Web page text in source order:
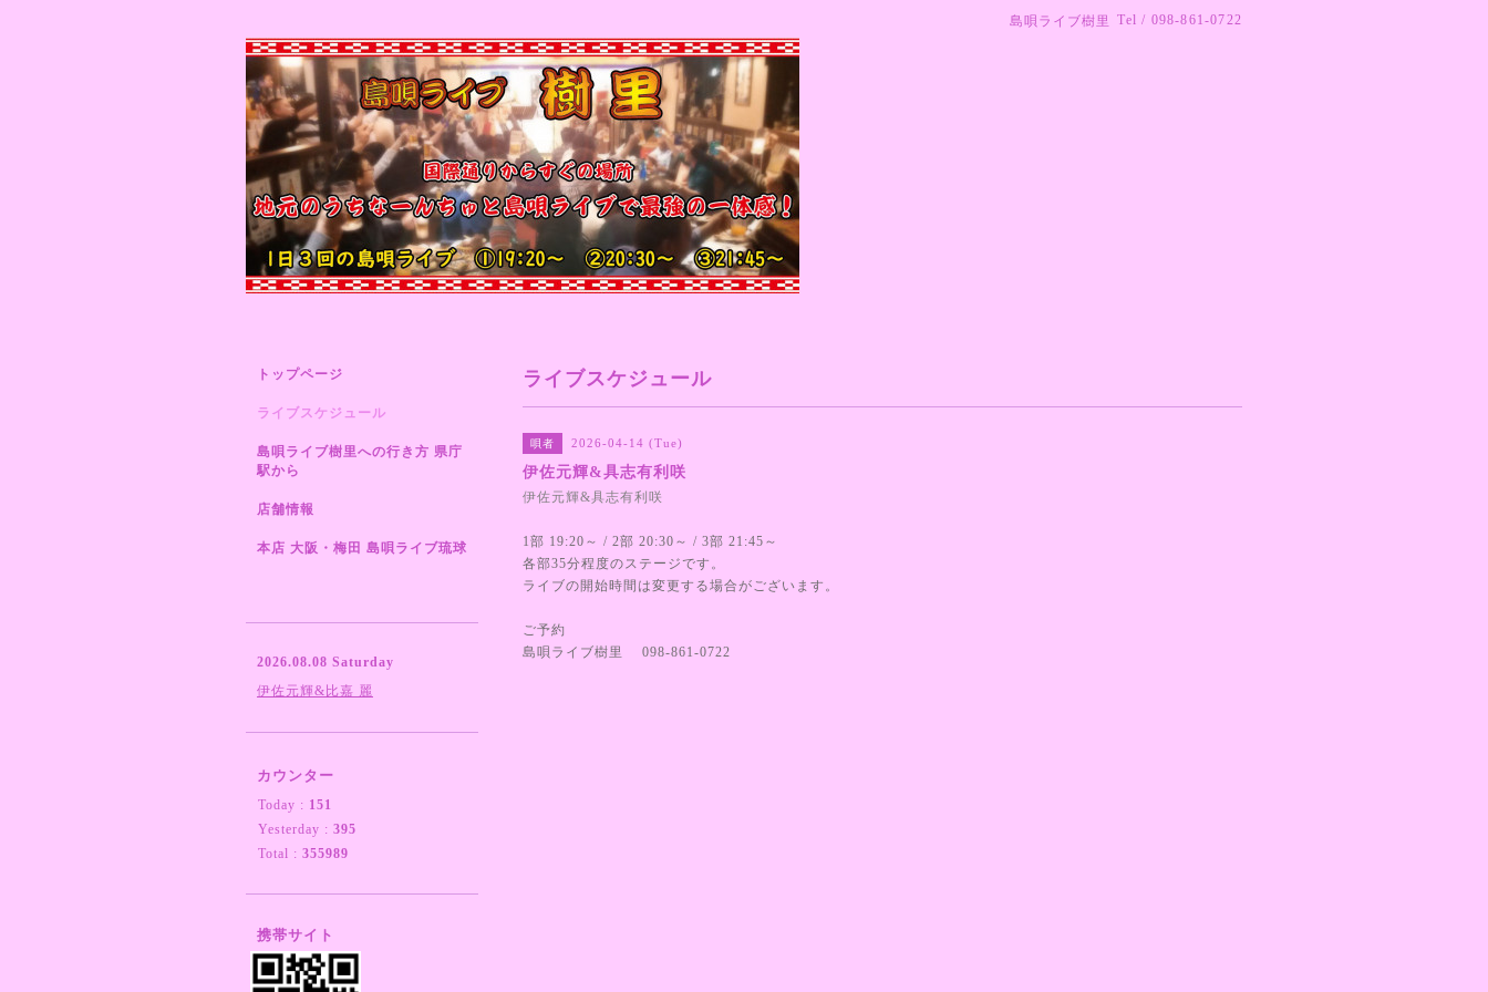
島唄ライブ樹里 Tel / 098-861-0722
ライブスケジュール
唄者 2026-04-14 (Tue)
伊佐元輝&具志有利咲
伊佐元輝&具志有利咲
1部 19:20～ / 2部 20:30～ / 3部 21:45～
各部35分程度のステージです。
ライブの開始時間は変更する場合がございます。
ご予約
島唄ライブ樹里 098-861-0722
トップページ
ライブスケジュール
島唄ライブ樹里への行き方 県庁
駅から
店舗情報
本店 大阪・梅田 島唄ライブ琉球
2026.08.08 Saturday
伊佐元輝&比嘉 麗
カウンター
Today : 151
Yesterday : 395
Total : 355989
携帯サイト